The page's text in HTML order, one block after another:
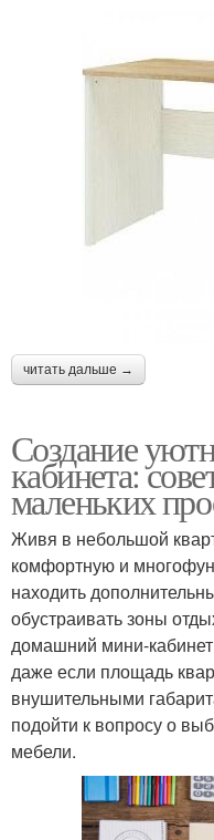
читать дальше →
Создание
кабинета:
маленьких
Живя в небольшой
комфортную и
находить
обустраивать зоны
домашний мини-
даже если площадь
внушительными
подойти к вопросу о
мебели.